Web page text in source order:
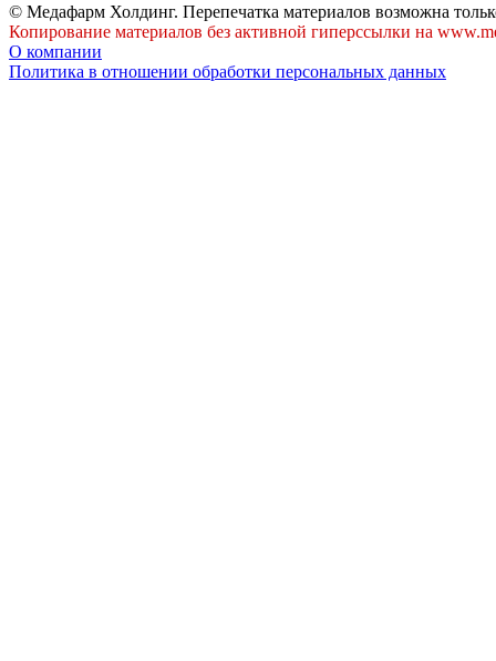
© Медафарм Холдинг. Перепечатка материалов возможна
Копирование материалов без активной гиперссылки на
О компании
Политика в отношении обработки персональных данных